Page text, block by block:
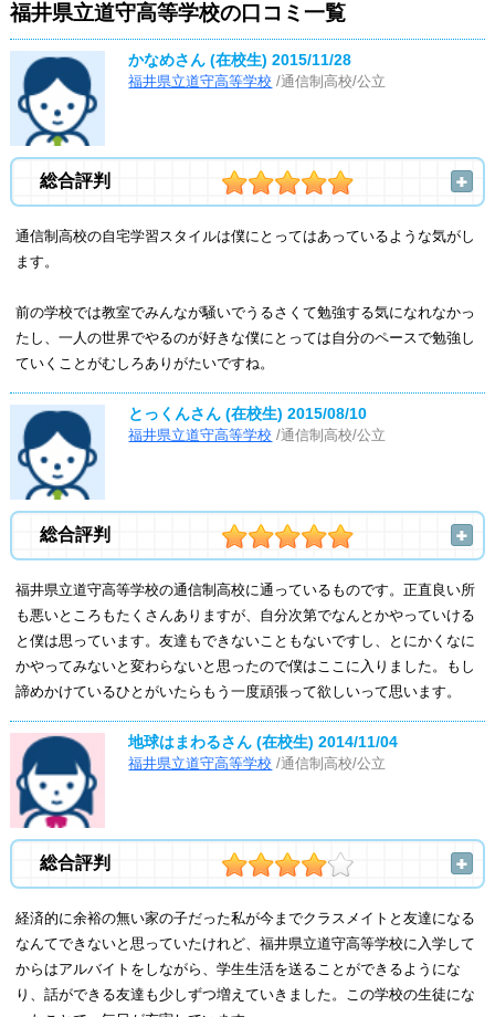
福井県立道守高等学校の口コミ一覧
かなめさん (在校生)2015/11/28
福井県立道守高等学校 /通信制高校/公立
総合評判
通信制高校の自宅学習スタイルは僕にとってはあっているような気がし
ます。
前の学校では教室でみんなが騒いでうるさくて勉強する気になれなかっ
たし、一人の世界でやるのが好きな僕にとっては自分のペースで勉強し
ていくことがむしろありがたいですね。
とっくんさん (在校生)2015/08/10
福井県立道守高等学校 /通信制高校/公立
総合評判
福井県立道守高等学校の通信制高校に通っているものです。正直良い所
も悪いところもたくさんありますが、自分次第でなんとかやっていける
と僕は思っています。友達もできないこともないですし、とにかくなに
かやってみないと変わらないと思ったので僕はここに入りました。もし
諦めかけているひとがいたらもう一度頑張って欲しいって思います。
地球はまわるさん (在校生)2014/11/04
福井県立道守高等学校 /通信制高校/公立
総合評判
経済的に余裕の無い家の子だった私が今までクラスメイトと友達になる
なんてできないと思っていたけれど、福井県立道守高等学校に入学して
からはアルバイトをしながら、学生生活を送ることができるようにな
り、話ができる友達も少しずつ増えていきました。この学校の生徒にな